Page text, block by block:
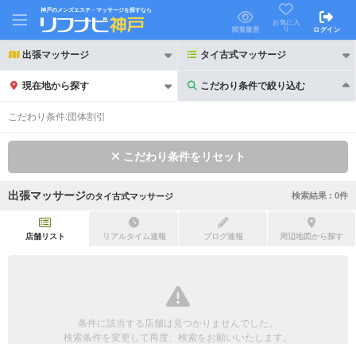
神戸のメンズエステ・マッサージを探すなら
閲覧履歴
お気に入
り
ログイン
出張マッサージ タイ古式マッサージ
現在地から探す こだわり条件で絞り込む
こだわり条件で絞り込む
初回割引あり リピーター割引あり
団体様歓迎
こだわり条件:団体割引
こだわり条件をリセット
出張マッサージのタイ古式マッサージ 検索結果 : 0件
店舗リスト リアルタイム速報 ブログ速報 周辺地図から探す
条件に該当する店舗は見つかりませんでした。
検索条件を変更して再度、検索をお願いいたします。